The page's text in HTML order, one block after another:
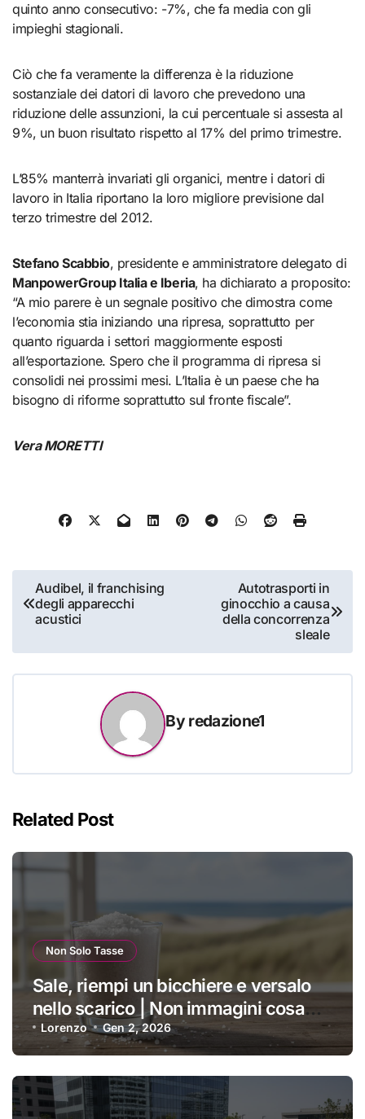
quinto anno consecutivo: -7%, che fa media con gli
impieghi stagionali.
Ciò che fa veramente la differenza è la riduzione
sostanziale dei datori di lavoro che prevedono una
riduzione delle assunzioni, la cui percentuale si assesta al
9%, un buon risultato rispetto al 17% del primo trimestre.
L’85% manterrà invariati gli organici, mentre i datori di
lavoro in Italia riportano la loro migliore previsione dal
terzo trimestre del 2012.
Stefano Scabbio, presidente e amministratore delegato di
ManpowerGroup Italia e Iberia, ha dichiarato a proposito:
“A mio parere è un segnale positivo che dimostra come
l’economia stia iniziando una ripresa, soprattutto per
quanto riguarda i settori maggiormente esposti
all’esportazione. Spero che il programma di ripresa si
consolidi nei prossimi mesi. L’Italia è un paese che ha
bisogno di riforme soprattutto sul fronte fiscale”.
Vera MORETTI
Navigazione
articoli
Audibel, il franchising
degli apparecchi
acustici
Autotrasporti in
ginocchio a causa
della concorrenza
sleale
By redazione1
Related Post
Non Solo Tasse
Sale, riempi un bicchiere e versalo
nello scarico | Non immagini cosa
succede: sappi solo che rimarrai di
stucco
Lorenzo Gen 2, 2026